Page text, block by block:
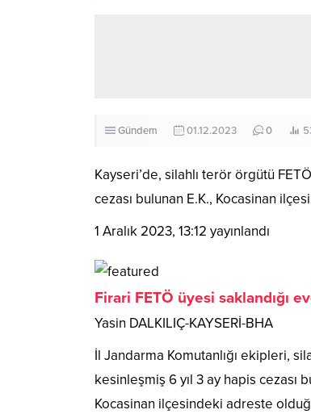
Gündem 01.12.2023 0
Kayseri’de, silahlı terör örgütü
cezası bulunan E.K., Kocasinan
1 Aralık 2023, 13:12 yayınlandı
Firari FETÖ üyesi saklandığı
Yasin DALKILIÇ-KAYSERİ-BHA
İl Jandarma Komutanlığı ekipleri,
kesinleşmiş 6 yıl 3 ay hapis cezası
Kocasinan ilçesindeki adreste